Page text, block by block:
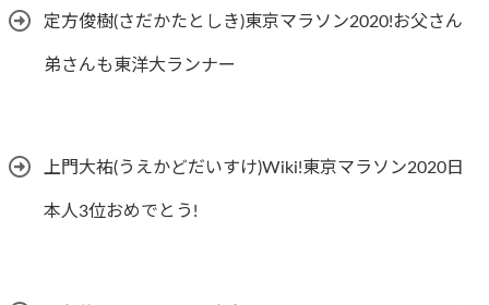
定方俊樹(さだかたとしき)東京マラソン2020!お父さん
弟さんも東洋大ランナー
上門大祐(うえかどだいすけ)Wiki!東京マラソン2020日
本人3位おめでとう!